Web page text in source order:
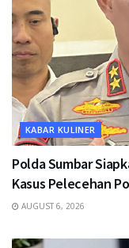
KABAR KULINER
Polda Sumbar
Kasus Pelecehan
AUGUST 6, 2026